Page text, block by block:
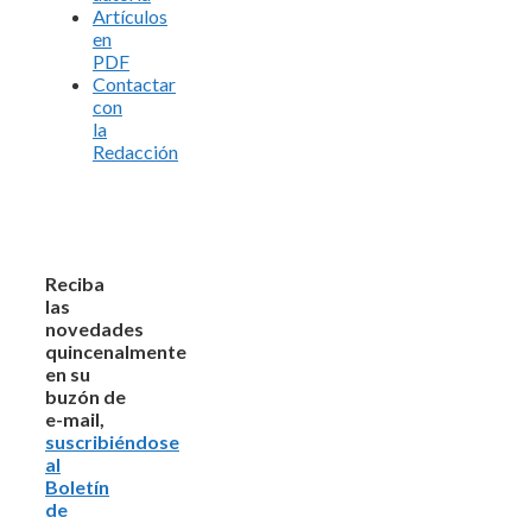
Artículos
en
PDF
Contactar
con
la
Redacción
Reciba
las
novedades
quincenalmente
en su
buzón de
e-mail,
suscribiéndose
al
Boletín
de